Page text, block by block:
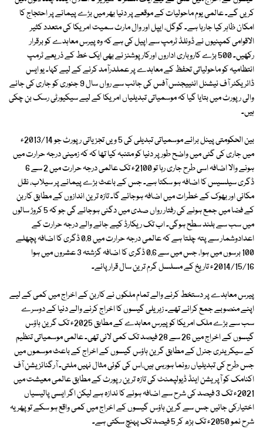
کریں گے۔ عالمی یوم ماحولیات کے موقعے پر دنیا بھر میں بڑے پیمانے پر احتجاج کا
امکان ظاہر کیا جارہا ہے۔ گوگل، ایپل اور وال مارٹ سمیت امریکا کی متعدد کثیر
الاقوامی کمپنیوں نے ڈونلڈ ٹرمپ سے اپیل کی ہے کہ وہ پیرس معاہدے کو برقرار
رکھیں۔ 500 بڑے کاروباری اداروں اورکارپوشنز نے بھی ایک خط کے ذریعے ٹرمپ
انتظامیہ کو ماحولیاتی تحفظ کے معاہدے پر عملدرآمد کرنے کے لیے کہا۔ یو ایس
ڈائریکٹر آف نیشنل انٹییجنس آفس کی جانب سے رواں سال 9 جنوری کو جاری کی جانے
والی رپورٹ میں بتایا گیا کہ موسمیاتی تبدیلیاں امریکا کے لیے سیکیورٹی رسک بن چکی
ہیں۔
بین الحکومتی پینل برائے موسمیاتی تبدیلی کی 5 ویں تجزیاتی رپورٹ جو 2013/14ء
میں جاری کی گئی میں واضح طور پر دنیا کو متنبہ کیا تھا کہ کہ زمینی درجہ حرارت میں
ہونے والا اضافہ اسی طرح جاری رہا تو 2100ء تک عالمی درجہ حرارت میں 2 سے 6
ڈگری سیلسیس کا اضافہ ہو سکتا ہے۔ جس کے باعث بڑے پیمانے پر سیلاب، نقل
مکانی اور بھوک کے خطرات میں اضافہ ہوجائے گا۔ تازہ ترین اندازوں کے مطابق کاربن
کے فضا میں جمع ہونے کی رفتار رواں صدی میں دگنی ہوجائے گی جو کہ 5 کروڑ سالوں
میں سب سے بلند سطح ہوگی۔ اب تک ریکارڈ کیے جانے والے درجہ حرارت کے
اعدادوشمار سے پتہ چلتا ہے کہ عالمی درجہ حرارت میں 0.8 ڈگری کا اضافہ پچھلے
100 برسوں میں ہوا، جس میں سے 0.6 ڈگری کا اضافہ گزشتہ 3 عشروں میں ہوا
2014/15/16ء تاریخ کے مسلسل گرم ترین سال قرار پائے۔
پیرس معاہدے پر دستخط کرنے والے تمام ملکوں نے کاربن کے اخراج میں کمی کے لیے
اپنے منصوبے جمع کرائے تھے۔ زہریلی گیسوں کا اخراج کرنے والے دنیا کے دوسرے
سب سے بڑے ملک امریکا کو پیرس معاہدے کے مطابق 2025ء تک گرین ہاؤس
گیسوں کے اخراج میں 26 سے 28 فیصد تک کمی لانی تھی۔ عالمی موسمیاتی تنظیم
کے سیکریٹری جنرل کے مطابق گرین ہاؤس گیسوں کے اخراج کے باعث موسموں میں
جس طرح کی تبدیلیاں رونما ہورہی ہیں،اس کی کوئی مثال نہیں ملتی۔ آرگنائزیشن آف
اکنامک کو آپریشن اینڈ ڈیولپمنٹ کی تازہ ترین رپورٹ کے مطابق عالمی معیشت میں
2021ء تک 3 فیصد کی شرح سے اضافہ ہونے کا ندازہ ہے لیکن اگر ایسی پالیسیاں
اختیارکی جائیں جس سے گرین ہاؤس گیسوں کے اخراج میں کمی واقع ہو سکے تو پھر یہ
شرح نمو 2050ء تک بڑھ کر 5 فیصد تک پہنچ سکتی ہے۔